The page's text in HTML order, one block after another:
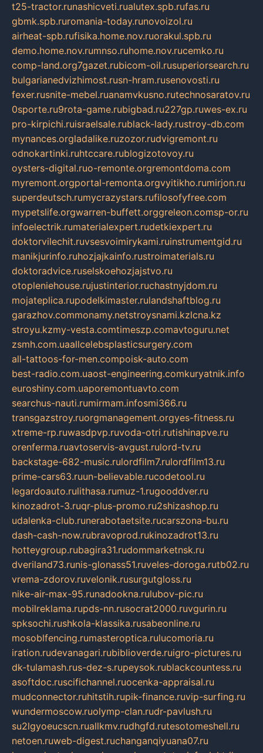
t25-tractor.runashicveti.rualutex.spb.rufas.ru
gbmk.spb.ruromania-today.runovoizol.ru
airheat-spb.rufisika.home.nov.ruorakul.spb.ru
demo.home.nov.rumnso.ruhome.nov.rucemko.ru
comp-land.org7gazet.rubicom-oil.rusuperiorsearch.ru
bulgarianedvizhimost.rusn-hram.rusenovosti.ru
fexer.rusnite-mebel.ruanamvkusno.rutechnosaratov.ru
0sporte.ru9rota-game.rubigbad.ru227gp.ruwes-ex.ru
pro-kirpichi.ruisraelsale.rublack-lady.rustroy-db.com
mynances.orgladalike.ruzozor.rudvigremont.ru
odnokartinki.ruhtccare.rublogizotovoy.ru
oysters-digital.ruo-remonte.orgremontdoma.com
myremont.orgportal-remonta.orgvyitikho.rumirjon.ru
superdeutsch.rumycrazystars.rufilosofyfree.com
mypetslife.orgwarren-buffett.orggreleon.comsp-or.ru
infoelectrik.rumaterialexpert.rudetkiexpert.ru
doktorvilechit.ruvsesvoimirykami.ruinstrumentgid.ru
manikjurinfo.ruhozjajkainfo.rustroimaterials.ru
doktoradvice.ruselskoehozjajstvo.ru
otopleniehouse.rujustinterior.ruchastnyjdom.ru
mojateplica.rupodelkimaster.rulandshaftblog.ru
garazhov.commonamy.netstroysnami.kzlcna.kz
stroyu.kzmy-vesta.comtimeszp.comavtoguru.net
zsmh.com.uaallcelebsplasticsurgery.com
all-tattoos-for-men.compoisk-auto.com
best-radio.com.uaost-engineering.comkuryatnik.info
euroshiny.com.uaporemontuavto.com
searchus-nauti.rumirmam.infosmi366.ru
transgazstroy.ruorgmanagement.orgyes-fitness.ru
xtreme-rp.ruwasdpvp.ruvoda-otri.rutishinapve.ru
orenferma.ruavtoservis-avgust.rulord-tv.ru
backstage-682-music.rulordfilm7.rulordfilm13.ru
prime-cars63.ruun-believable.rucodetool.ru
legardoauto.rulithasa.rumuz-1.rugooddver.ru
kinozadrot-3.ruqr-plus-promo.ru2shizashop.ru
udalenka-club.runerabotaetsite.rucarszona-bu.ru
dash-cash-now.rubravoprod.rukinozadrot13.ru
hotteygroup.rubagira31.rudommarketnsk.ru
dveriland73.runis-glonass51.ruveles-doroga.rutb02.ru
vrema-zdorov.ruvelonik.rusurgutgloss.ru
nike-air-max-95.runadookna.rulubov-pic.ru
mobilreklama.rupds-nn.rusocrat2000.ruvgurin.ru
spksochi.rushkola-klassika.rusabeonline.ru
mosoblfencing.rumasteroptica.rulucomoria.ru
iration.rudevanagari.rubiblioverde.ruigro-pictures.ru
dk-tulamash.rus-dez-s.rupeysok.rublackcountess.ru
asoftdoc.ruscifichannel.ruocenka-appraisal.ru
mudconnector.ruhitstih.rupik-finance.ruvip-surfing.ru
wundermoscow.ruolymp-clan.rudr-pavlush.ru
su2lgyoeucscn.ruallkmv.rudhgfd.rutesotomeshell.ru
netoen.ruweb-digest.ruchanganqiyuana07.ru